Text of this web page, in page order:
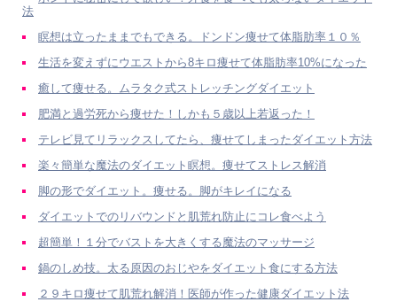
法
瞑想は立ったままでもできる。ドンドン痩せて体脂肪率１０％
生活を変えずにウエストから8キロ痩せて体脂肪率10%になった
癒して痩せる。ムラタク式ストレッチングダイエット
肥満と過労死から痩せた！しかも５歳以上若返った！
テレビ見てリラックスしてたら、痩せてしまったダイエット方法
楽々簡単な魔法のダイエット瞑想。痩せてストレス解消
脚の形でダイエット。痩せる。脚がキレイになる
ダイエットでのリバウンドと肌荒れ防止にコレ食べよう
超簡単！１分でバストを大きくする魔法のマッサージ
鍋のしめ技。太る原因のおじやをダイエット食にする方法
２９キロ痩せて肌荒れ解消！医師が作った健康ダイエット法